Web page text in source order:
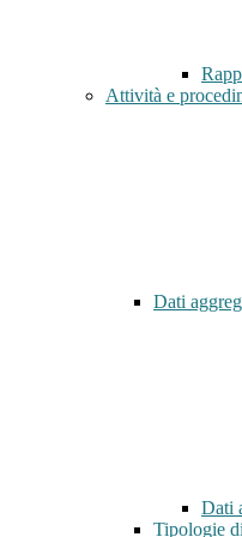
Attività e
Dati
Dati
Tipologie